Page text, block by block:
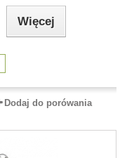
Więcej
Dodaj do porówania